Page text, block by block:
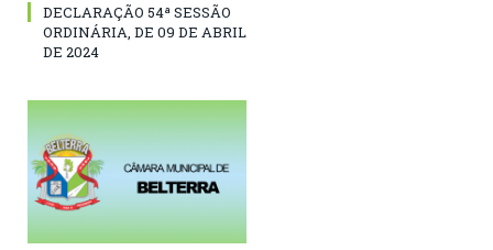
DECLARAÇÃO 54ª SESSÃO
ORDINÁRIA, DE 09 DE ABRIL
DE 2024